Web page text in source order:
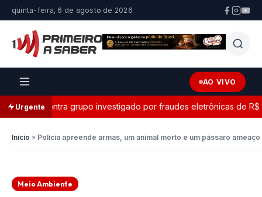
quinta-feira, 6 de agosto de 2026
AO VIVO
Urgente
contra grupo investigado por fraudes eletrônicas de R$ 14,5
Início » Polícia apreende armas, um animal morto e um pássaro
Meio Ambiente